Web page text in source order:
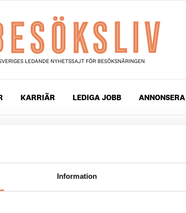
Information
KARRIÄR LEDIGA JOBB ANNONSERA